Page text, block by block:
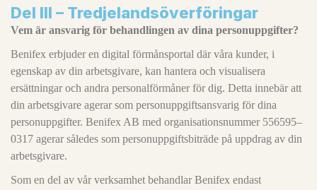
Del III – Tredjelandsöverföringar
Vem är ansvarig för behandlingen av dina personuppgifter?
Benifex erbjuder en digital förmånsportal där våra kunder, i
egenskap av din arbetsgivare, kan hantera och visualisera
ersättningar och andra personalförmåner för dig. Detta innebär att
din arbetsgivare agerar som personuppgiftsansvarig för dina
personuppgifter. Benifex AB med organisationsnummer 556595–
0317 agerar således som personuppgiftsbiträde på uppdrag av din
arbetsgivare.
Som en del av vår verksamhet behandlar Benifex endast